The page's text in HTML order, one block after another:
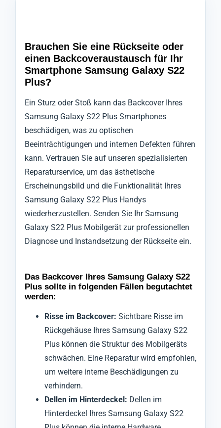
Brauchen Sie eine Rückseite oder
einen Backcoveraustausch für Ihr
Smartphone Samsung Galaxy S22
Plus?
Ein Sturz oder Stoß kann das Backcover Ihres
Samsung Galaxy S22 Plus Smartphones
beschädigen, was zu optischen
Beeinträchtigungen und internen Defekten führen
kann. Vertrauen Sie auf unseren spezialisierten
Reparaturservice, um das ästhetische
Erscheinungsbild und die Funktionalität Ihres
Samsung Galaxy S22 Plus Handys
wiederherzustellen. Senden Sie Ihr Samsung
Galaxy S22 Plus Mobilgerät zur professionellen
Diagnose und Instandsetzung der Rückseite ein.
Das Backcover Ihres Samsung Galaxy S22
Plus sollte in folgenden Fällen begutachtet
werden:
Risse im Backcover: Sichtbare Risse im
Rückgehäuse Ihres Samsung Galaxy S22
Plus können die Struktur des Mobilgeräts
schwächen. Eine Reparatur wird empfohlen,
um weitere interne Beschädigungen zu
verhindern.
Dellen im Hinterdeckel: Dellen im
Hinterdeckel Ihres Samsung Galaxy S22